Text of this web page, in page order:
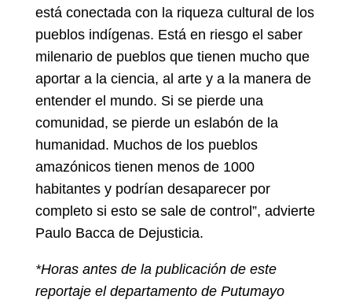
está conectada con la riqueza cultural de los
pueblos indígenas. Está en riesgo el saber
milenario de pueblos que tienen mucho que
aportar a la ciencia, al arte y a la manera de
entender el mundo. Si se pierde una
comunidad, se pierde un eslabón de la
humanidad. Muchos de los pueblos
amazónicos tienen menos de 1000
habitantes y podrían desaparecer por
completo si esto se sale de control”, advierte
Paulo Bacca de Dejusticia.
*Horas antes de la publicación de este
reportaje el departamento de Putumayo